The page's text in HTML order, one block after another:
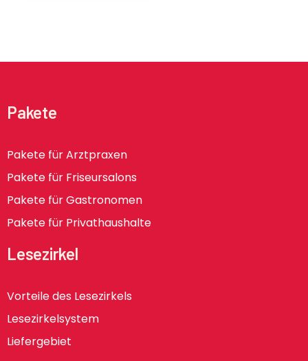
Pakete
Pakete für Arztpraxen
Pakete für Friseursalons
Pakete für Gastronomen
Pakete für Privathaushalte
Lesezirkel
Vorteile des Lesezirkels
Lesezirkelsystem
Liefergebiet